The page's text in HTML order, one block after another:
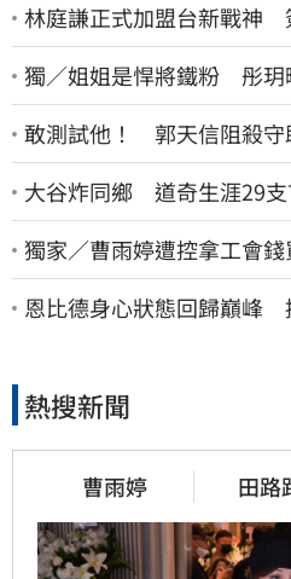
林庭謙正式加盟台新戰神
獨／姐姐是悍將鐵粉 彤玥
敢測試他！ 郭天信阻殺守
大谷炸同鄉 道奇生涯29支
獨家／曹雨婷遭控拿工會
聲：余天管工會都貼錢
恩比德身心狀態回歸巔峰
熱搜新聞
曹雨婷 田路